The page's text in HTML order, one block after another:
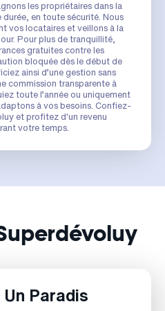
les propriétaires dans la
en toute sécurité. Nous
vos locataires et veillons à la
Pour plus de tranquillité,
gratuites contre les
bloquée dès le début de
ainsi d’une gestion sans
commission transparente à
toute l’année ou uniquement
à vos besoins. Confiez-
et profitez d'un revenu
votre temps.
Paradis